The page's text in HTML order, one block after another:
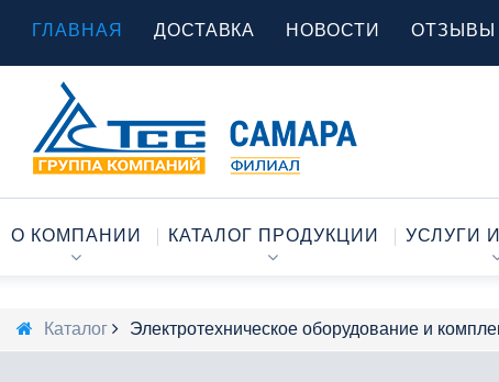
ГЛАВНАЯ ДОСТАВКА НОВОСТИ ОТЗЫВЫ
О КОМПАНИИ КАТАЛОГ ПРОДУКЦИИ УСЛУГИ
Каталог Электротехническое оборудование и